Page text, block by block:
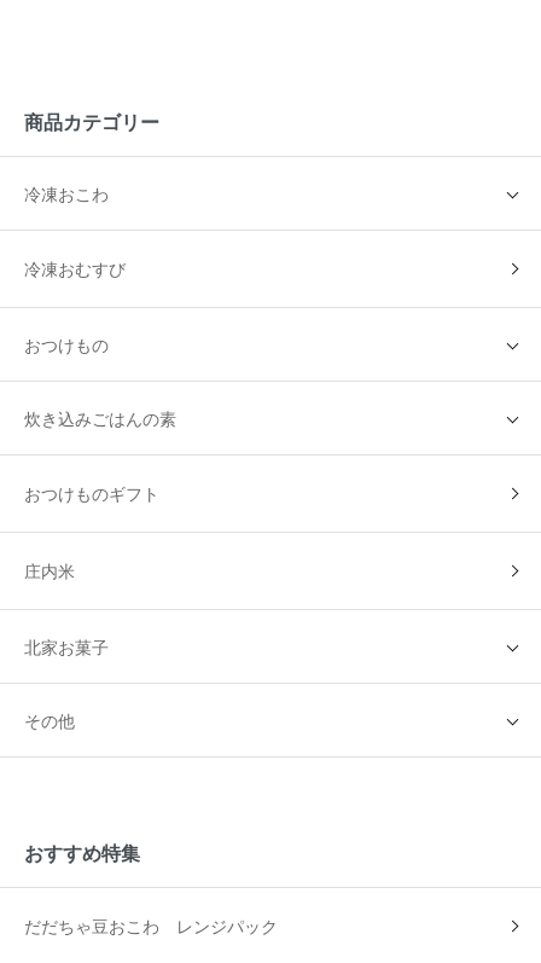
商品カテゴリー
冷凍おこわ
冷凍おむすび
おつけもの
炊き込みごはんの素
おつけものギフト
庄内米
北家お菓子
その他
おすすめ特集
だだちゃ豆おこわ レンジパック